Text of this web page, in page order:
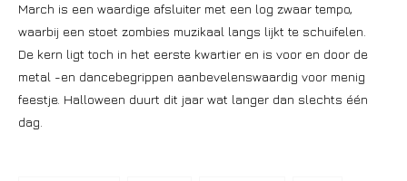
March is een waardige afsluiter met een log zwaar tempo,
waarbij een stoet zombies muzikaal langs lijkt te schuifelen.
De kern ligt toch in het eerste kwartier en is voor en door de
metal -en dancebegrippen aanbevelenswaardig voor menig
feestje. Halloween duurt dit jaar wat langer dan slechts één
dag.